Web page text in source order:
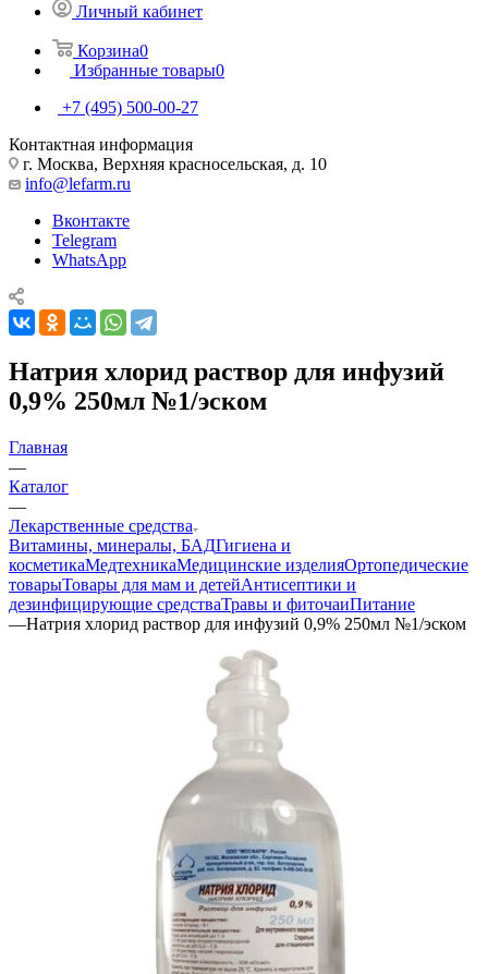
Личный кабинет
Корзина0
Избранные товары0
+7 (495) 500-00-27
Контактная информация
г. Москва, Верхняя красносельская, д. 10
info@lefarm.ru
Вконтакте
Telegram
WhatsApp
Натрия хлорид раствор для инфузий
0,9% 250мл №1/эском
Главная
—
Каталог
—
Лекарственные средства
Витамины, минералы, БАДГигиена и
косметикаМедтехникаМедицинские изделияОртопедические
товарыТовары для мам и детейАнтисептики и
дезинфицирующие средстваТравы и фиточаиПитание
—Натрия хлорид раствор для инфузий 0,9% 250мл №1/эском